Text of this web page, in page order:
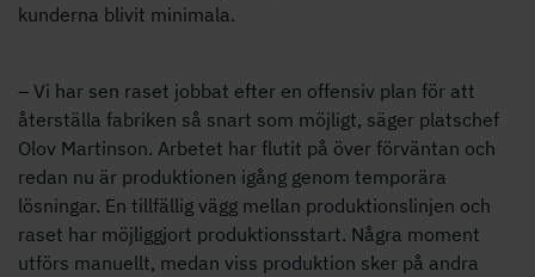
kunderna blivit minimala.
– Vi har sen raset jobbat efter en offensiv plan för att
återställa fabriken så snart som möjligt, säger platschef
Olov Martinson. Arbetet har flutit på över förväntan och
redan nu är produktionen igång genom temporära
lösningar. En tillfällig vägg mellan produktionslinjen och
raset har möjliggjort produktionsstart. Några moment
utförs manuellt, medan viss produktion sker på andra